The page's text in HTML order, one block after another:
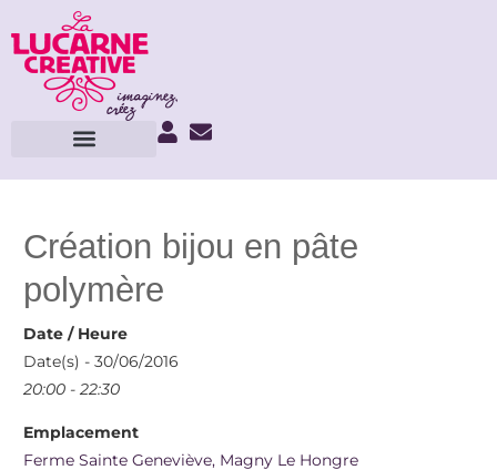
Création bijou en pâte
polymère
Date / Heure
Date(s) - 30/06/2016
20:00 - 22:30
Emplacement
Ferme Sainte Geneviève, Magny Le Hongre